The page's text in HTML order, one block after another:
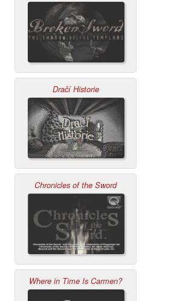
Dračí Historie
Chronicles of the Sword
Where in Time Is Carmen?